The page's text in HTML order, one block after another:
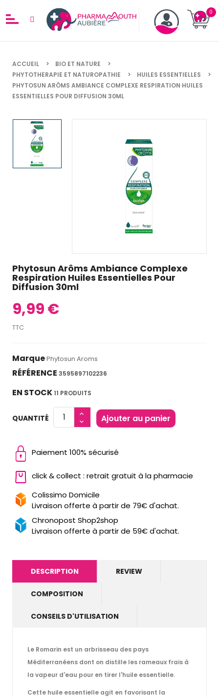
ACCUEIL
BIO ET NATURE
PHYTOTHERAPIE ET NATUROPATHIE
HUILES ESSENTIELLES
PHYTOSUN ARÔMS AMBIANCE COMPLEXE RESPIRATION HUILES
ESSENTIELLES POUR DIFFUSION 30ML
Phytosun Arôms Ambiance Complexe
Respiration Huiles Essentielles Pour
Diffusion 30ml
9,99 €
TTC
MarquePhytosun Aroms
RÉFÉRENCE 3595897102236
EN STOCK11 PRODUITS
QUANTITÉ Ajouter au panier
Paiement 100% sécurisé
click & collect : retrait gratuit à la pharmacie
Colissimo Domicile
Livraison offerte à partir de 79€ d'achat.
Chronopost Shop2shop
Livraison offerte à partir de 59€ d'achat.
DESCRIPTION REVIEW
COMPOSITION
CONSEILS D'UTILISATION
Le Romarin est un arbrisseau des pays
Méditerranéens dont on distille les rameaux frais à
la vapeur d'eau pour en tirer l'huile essentielle.
Cette huile essentielle agit en favorisant la